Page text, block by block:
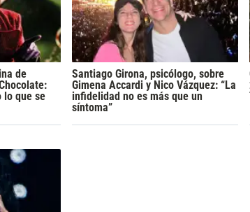
de
lo que se
Santiago Girona, psicólogo, sobre
Gimena Accardi y Nico Vázquez: “La
infidelidad no es más que un
síntoma”